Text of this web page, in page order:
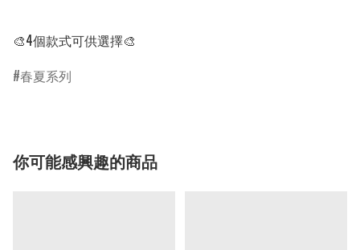
🎨4個款式可供選擇🎨
春夏系列
你可能感興趣的商品